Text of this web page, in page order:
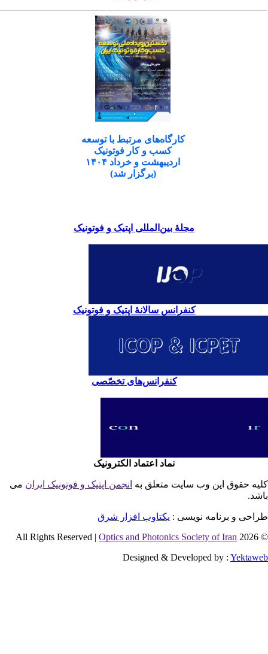
کارگاه‌های مرتبط با توسعه
کسب و کار فوتونیک
اردیبهشت و خرداد ۱۴۰۴
(برگزار شد)
مجلۀ بین‌المللی اپتیک و فوتونیک
کنفرانس سالانۀ اپتیک و فوتونیک
کنفرانس‌های تخصّصی
نماد اعتماد الکترونیک
حقوق این وب سایت متعلق بهانجمن اپتیک و فوتونیک ایران می
و برنامه نویسی : یکتاوب افزار شرق
©
Optics and Photonics Society of Iran
Designed & Developed by :